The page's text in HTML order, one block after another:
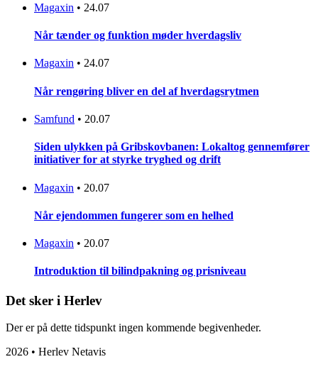
Magaxin • 24.07
Når tænder og funktion møder hverdagsliv
Magaxin • 24.07
Når rengøring bliver en del af hverdagsrytmen
Samfund • 20.07
Siden ulykken på Gribskovbanen: Lokaltog gennemfører
initiativer for at styrke tryghed og drift
Magaxin • 20.07
Når ejendommen fungerer som en helhed
Magaxin • 20.07
Introduktion til bilindpakning og prisniveau
Det sker i Herlev
Der er på dette tidspunkt ingen kommende begivenheder.
2026 • Herlev Netavis